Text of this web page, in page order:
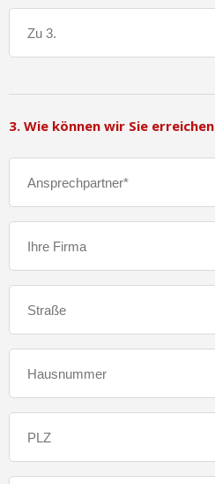
3. Wie können wir Sie erreichen